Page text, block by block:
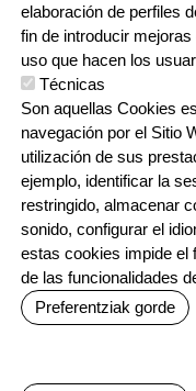
VISUALIZAR
Irudia
Reservados todos los
TESTU-LEGALAK
AVISO LEGAL
POLÍTICA DE COOKIES
POLÍTICA DE PRIVACIDAD
elaboración de perfiles
fin de introducir
uso que hacen los
Técnicas
Son aquellas Cookies
navegación por el Sitio
utilización de sus
ejemplo, identificar la
restringido, almacenar
sonido, configurar el
estas cookies impide el
de las funcionalidades
Preferentziak gorde